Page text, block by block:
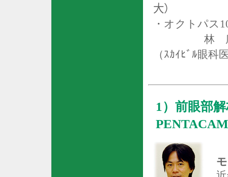
大）
・オクトパス
林
（ｽｶｲﾋﾞﾙ眼科
1）前眼部
PENTACAM